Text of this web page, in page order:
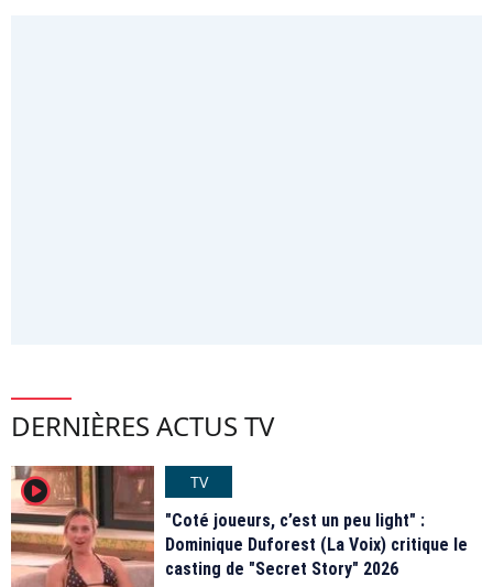
DERNIÈRES ACTUS TV
player2
TV
"Coté joueurs, c’est un peu light" :
Dominique Duforest (La Voix) critique le
casting de "Secret Story" 2026